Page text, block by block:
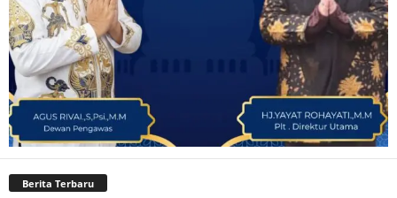
Berita Terbaru